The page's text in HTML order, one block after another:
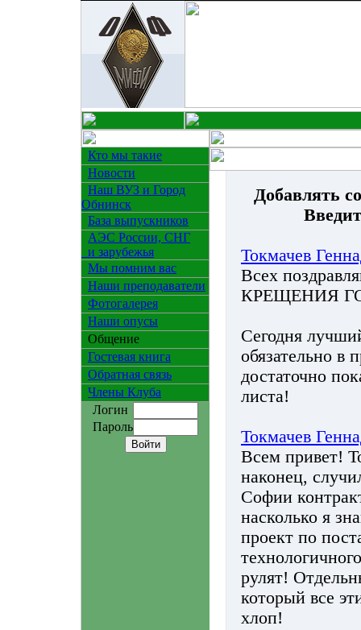
Кто мы такие
Новости
Наш ВУЗ и Город
Обнинск
База выпускников
АЭС России, СНГ
и зарубежья
Мы помним вас
Наши преподаватели
Фотогалерея
Наши опусы
Общение
Гостевая книга
Обратная связь
Члены Клуба
Логин
Пароль
Добавлять
Токмачев
Всех
КРЕЩЕНИЯ
Сегодня
обязательно в
достаточно
листа!
Токмачев
Всем привет!
наконец,
Софии
насколько я
проект по
рулят!
который все
хлоп!